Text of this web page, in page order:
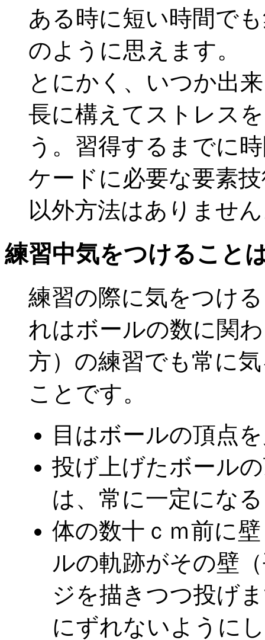
ある時に短い時間で
のように思えます。
とにかく、いつか出
長に構えてストレス
う。習得するまでに
ケードに必要な要素
以外方法はありませ
練習中気をつけること
練習の際に気をつけ
れはボールの数に関
方）の練習でも常に
ことです。
目はボールの頂点
投げ上げたボール
は、常に一定にな
体の数十ｃｍ前に
ルの軌跡がその壁
ジを描きつつ投げ
にずれないように